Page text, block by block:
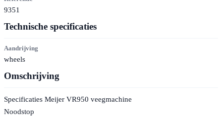
9351
Technische specificaties
Aandrijving
wheels
Omschrijving
Specificaties Meijer VR950 veegmachine
Noodstop